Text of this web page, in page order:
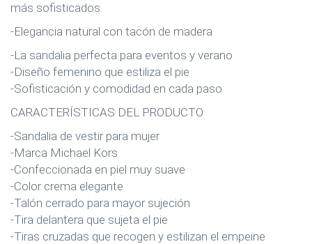
más sofisticados.
-Elegancia natural con tacón de madera
-La sandalia perfecta para eventos y verano
-Diseño femenino que estiliza el pie
-Sofisticación y comodidad en cada paso
CARACTERÍSTICAS DEL PRODUCTO
-Sandalia de vestir para mujer
-Marca Michael Kors
-Confeccionada en piel muy suave
-Color crema elegante
-Talón cerrado para mayor sujeción
-Tira delantera que sujeta el pie
-Tiras cruzadas que recogen y estilizan el empeine